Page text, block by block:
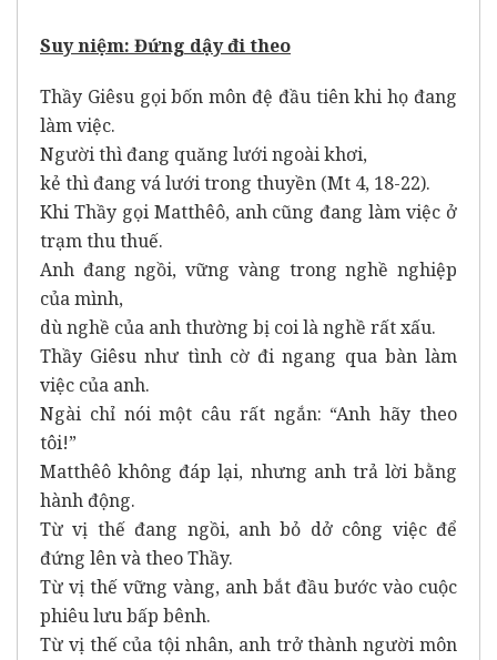
Suy niệm: Đứng dậy đi theo
Thầy Giêsu gọi bốn môn đệ đầu tiên khi họ đang
làm việc.
Người thì đang quăng lưới ngoài khơi,
kẻ thì đang vá lưới trong thuyền (Mt 4, 18-22).
Khi Thầy gọi Matthêô, anh cũng đang làm việc ở
trạm thu thuế.
Anh đang ngồi, vững vàng trong nghề nghiệp
của mình,
dù nghề của anh thường bị coi là nghề rất xấu.
Thầy Giêsu như tình cờ đi ngang qua bàn làm
việc của anh.
Ngài chỉ nói một câu rất ngắn: “Anh hãy theo
tôi!”
Matthêô không đáp lại, nhưng anh trả lời bằng
hành động.
Từ vị thế đang ngồi, anh bỏ dở công việc để
đứng lên và theo Thầy.
Từ vị thế vững vàng, anh bắt đầu bước vào cuộc
phiêu lưu bấp bênh.
Từ vị thế của tội nhân, anh trở thành người môn